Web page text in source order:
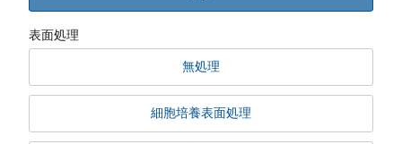
表面処理
無処理
細胞培養表面処理